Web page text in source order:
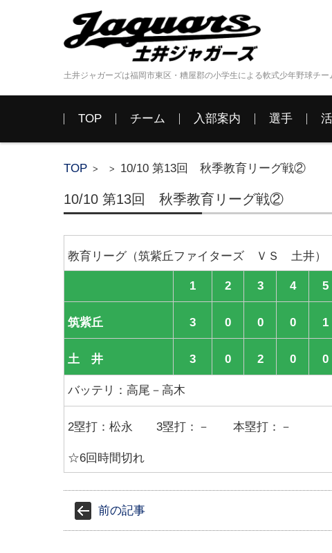
土井ジャガーズは福岡市東区・糟屋郡の小学生による軟式少年野球チー
コンテンツに移動
TOP
チーム 入部案内 選手
TOP > > 10/10 第13回 秋季教育リーグ戦②
10/10 第13回 秋季教育リーグ戦②
教育リーグ（筑紫丘ファイターズ ＶＳ 土井）
1 2 3 4 5
筑紫丘 3 0 0 0 1
土 井 3 0 2 0 0
バッテリ：高尾－高木
2塁打：松永 3塁打：－ 本塁打：－
☆6回時間切れ
前の記事